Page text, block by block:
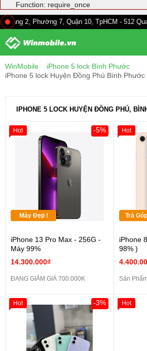
Function: require_once
7, Quận 10, TpHCM - 512 Quang
WinMobile
iPhone 5 lock Bình Phước
iPhone 5 lock Huyện Đồng Phú Bình Phước
IPHONE 5 LOCK HUYỆN ĐỒNG PHÚ,
Máy Đẹp !
iPhone 13 Pro Max - 256G -
Máy 99%
14.300.000₫
-5%
ĐANG GIẢM GIÁ 700.000K
Hot
Trả
iPhone
98% )
Sản
Hot
-3%
Hot Hot